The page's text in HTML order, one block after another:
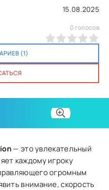
15.08.2025
(1)
0 голосов
— это увлекательный
каждому игроку
огромным
внимание, скорость